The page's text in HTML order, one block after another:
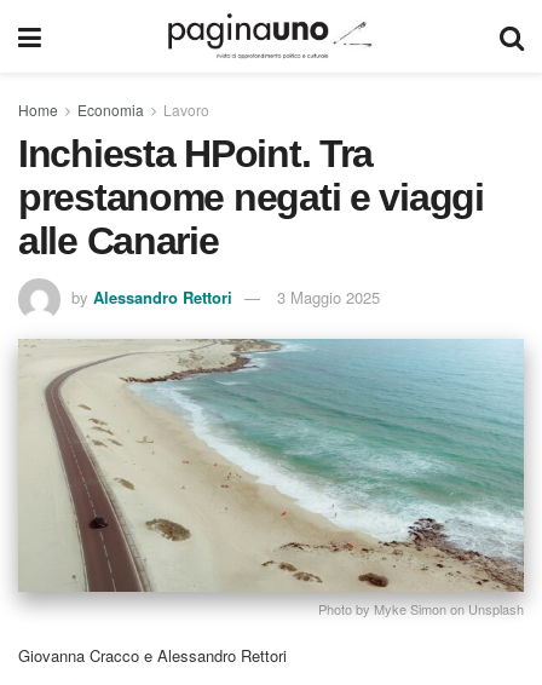
Home Economia Lavoro
Inchiesta HPoint. Tra
prestanome negati e viaggi
alle Canarie
by Alessandro Rettori 3 Maggio 2025
Photo by Myke Simon on Unsplash
Giovanna Cracco e Alessandro Rettori